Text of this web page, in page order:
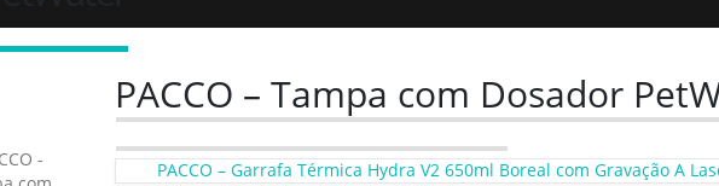
PACCO – Tampa com Dosador
PACCO – Garrafa Térmica Hydra V2 650ml Boreal com Gravação A